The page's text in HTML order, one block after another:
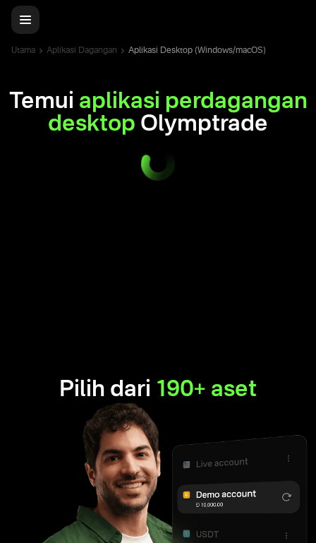
Utama Aplikasi Dagangan Aplikasi Desktop (Windows/macOS)
Temui aplikasi perdagangan
desktop Olymptrade
Pilih dari 190+ aset